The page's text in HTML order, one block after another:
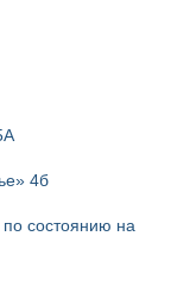
4б
состоянию на